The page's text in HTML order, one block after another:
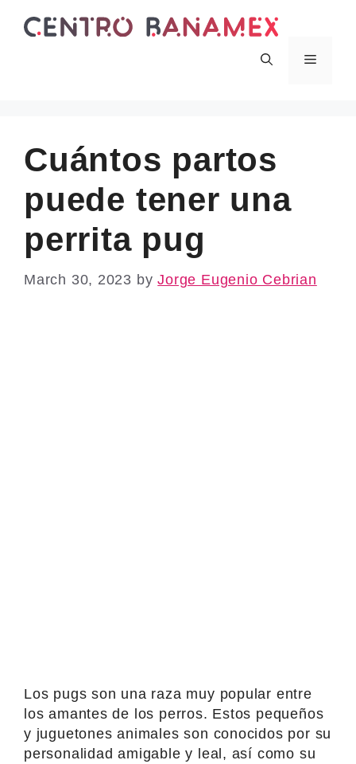
Menu
Cuántos partos
puede tener una
perrita pug
March 30, 2023 byJorge Eugenio Cebrian
Los pugs son una raza muy popular entre
los amantes de los perros. Estos pequeños
y juguetones animales son conocidos por su
personalidad amigable y leal, así como su